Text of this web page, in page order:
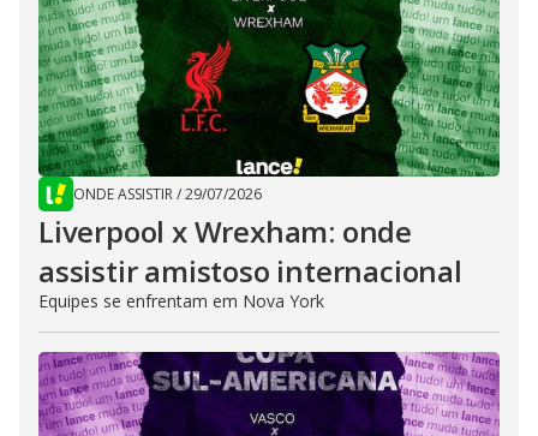
ONDE ASSISTIR/29/07/2026
Liverpool x Wrexham: onde
assistir amistoso internacional
Equipes se enfrentam em Nova York